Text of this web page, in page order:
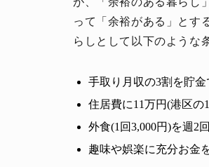
って「余裕がある」とす
らしとして以下のような
手取り月収の3割を貯金
住居費に11万円(港区
外食(1回3,000円)を週2
趣味や娯楽に充分お金